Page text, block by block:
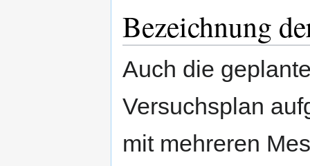
Bezeichnung
Auch die
Versuchsplan
mit mehreren